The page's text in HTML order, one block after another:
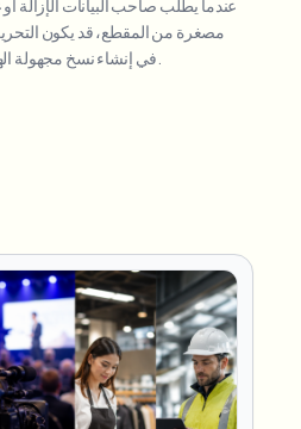
عندما يطلب صاحب البيانات الإزالة
مصغرة من المقطع، قد يكون